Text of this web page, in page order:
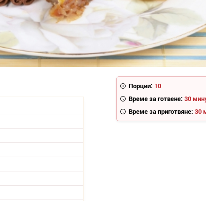
Порции: 10
Време за готвене: 30
Време за приготвяне: 30